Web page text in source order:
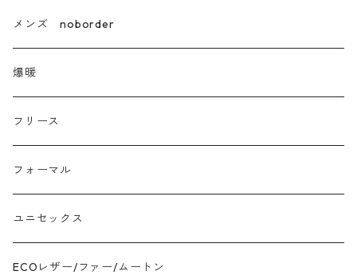
カシミア
ラクーン フェレット フォックス
モヘア
モチッとニット
ツイード
ジャガード
メンズ noborder
爆暖
フリース
フォーマル
ユニセックス
ECOレザー/ファー/ムートン